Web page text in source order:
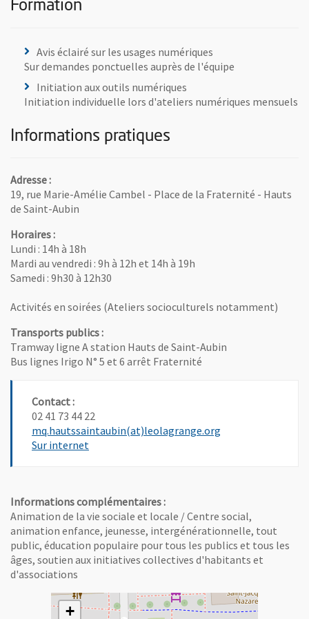
Formation
Avis éclairé sur les usages numériques
Sur demandes ponctuelles auprès de l'équipe
Initiation aux outils numériques
Initiation individuelle lors d'ateliers numériques mensuels
Informations pratiques
Adresse :
19, rue Marie-Amélie Cambel - Place de la Fraternité - Hauts
de Saint-Aubin
Horaires :
Lundi : 14h à 18h
Mardi au vendredi : 9h à 12h et 14h à 19h
Samedi : 9h30 à 12h30
Activités en soirées (Ateliers socioculturels notamment)
Transports publics :
Tramway ligne A station Hauts de Saint-Aubin
Bus lignes Irigo N° 5 et 6 arrêt Fraternité
Contact :
02 41 73 44 22
mq.hautssaintaubin(at)leolagrange.org
Sur internet
Informations complémentaires :
Animation de la vie sociale et locale / Centre social,
animation enfance, jeunesse, intergénérationnelle, tout
public, éducation populaire pour tous les publics et tous les
âges, soutien aux initiatives collectives d'habitants et
d'associations
+